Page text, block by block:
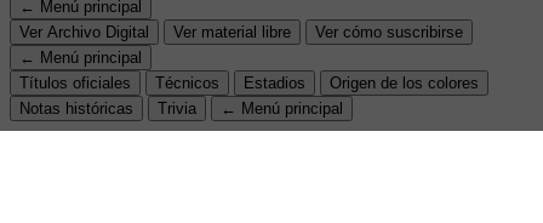
← Menú principal
Ver Archivo Digital
Ver material libre
Ver cómo suscribirse
← Menú principal
Títulos oficiales
Técnicos Estadios
Origen de los colores
Notas históricas
Trivia ← Menú principal